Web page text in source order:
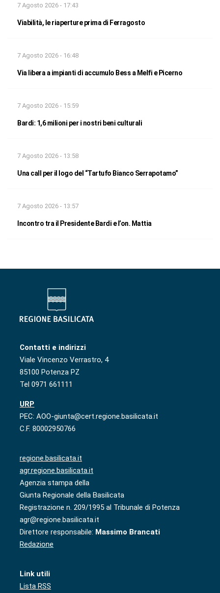
7 Agosto 2026 - 17:43
Viabilità, le riaperture prima di Ferragosto
7 Agosto 2026 - 16:48
Via libera a impianti di accumulo Bess a Melfi e Picerno
7 Agosto 2026 - 15:59
Bardi: 1,6 milioni per i nostri beni culturali
7 Agosto 2026 - 13:58
Una call per il logo del “Tartufo Bianco Serrapotamo”
7 Agosto 2026 - 13:57
Incontro tra il Presidente Bardi e l’on. Mattia
Contatti e indirizzi
Viale Vincenzo Verrastro, 4
85100 Potenza PZ
Tel 0971 661111
URP
PEC: AOO-giunta@cert.regione.basilicata.it
C.F. 80002950766
regione.basilicata.it
agr.regione.basilicata.it
Agenzia stampa della
Giunta Regionale della Basilicata
Registrazione n. 209/1995 al Tribunale di Potenza
agr@regione.basilicata.it
Direttore responsabile: Massimo Brancati
Redazione
Link utili
Lista RSS